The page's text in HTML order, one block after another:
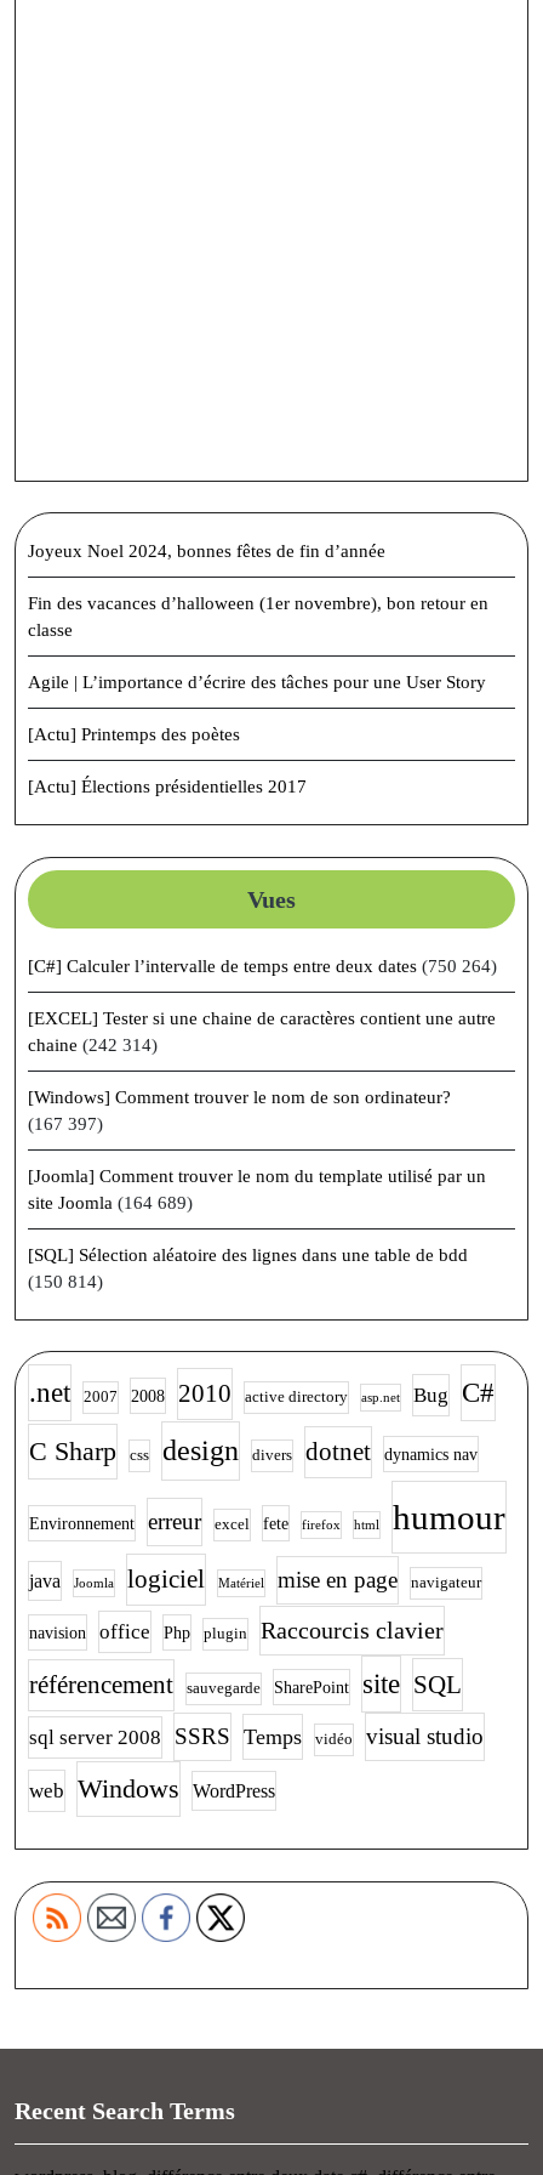
Joyeux Noel 2024, bonnes fêtes de fin d’année
Fin des vacances d’halloween (1er novembre), bon retour en
classe
Agile | L’importance d’écrire des tâches pour une User Story
[Actu] Printemps des poètes
[Actu] Élections présidentielles 2017
Vues
[C#] Calculer l’intervalle de temps entre deux dates (750 264)
[EXCEL] Tester si une chaine de caractères contient une autre
chaine (242 314)
[Windows] Comment trouver le nom de son ordinateur?
(167 397)
[Joomla] Comment trouver le nom du template utilisé par un
site Joomla (164 689)
[SQL] Sélection aléatoire des lignes dans une table de bdd
(150 814)
.net 2007 2008 2010 active directory asp.net Bug
C#
C Sharp
css design divers dotnet dynamics nav
Environnement erreur excel fete firefox html humour
java Joomla logiciel Matériel mise en page navigateur
navision office Php plugin Raccourcis clavier
référencement sauvegarde SharePoint site SQL
sql server 2008 SSRS Temps vidéo visual studio
web Windows WordPress
Recent Search Terms